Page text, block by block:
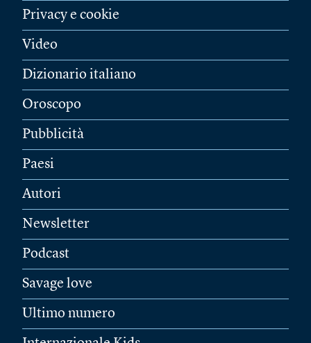
Privacy e cookie
Video
Dizionario italiano
Oroscopo
Pubblicità
Paesi
Autori
Newsletter
Podcast
Savage love
Ultimo numero